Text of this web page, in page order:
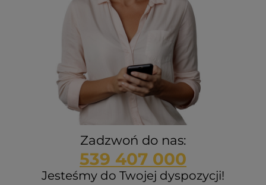
Zadzwoń do nas:
539 407 000
Jesteśmy do Twojej dyspozycji!